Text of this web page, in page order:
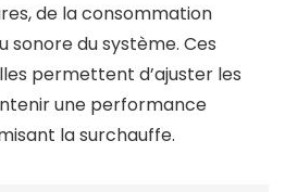
de la consommation
sonore du système. Ces
permettent d’ajuster les
une performance
la surchauffe.